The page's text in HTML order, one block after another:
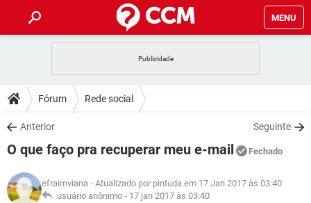
MENU
CELULAR
OUTLOOK
INSTAGRAM GMAIL
GUIA DE COMPRAS
DICAS
JOGOS
INSTAGRAM GMAIL
DOWNLOADS
JOGOS WHATSAPP
CELULAR
OUTLOOK EXCEL
FÓRUM
JOGOS WHATSAPP
GLOSSÁRIO
Fórum Rede social
Anterior Seguinte
O que faço pra recuperar meu e-mail Fechado
efraimviana - Atualizado por pintuda em 17 Jan 2017 às 03:40
usuário anônimo - 17 jan 2017 às 03:40